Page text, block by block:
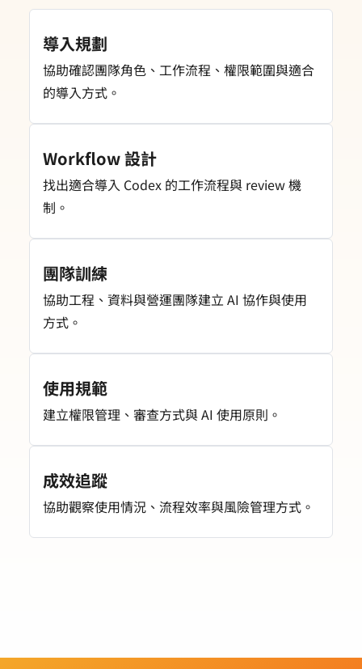
導入規劃
協助確認團隊角色、工作流程、權限範圍與適合
的導入方式。
Workflow 設計
找出適合導入 Codex 的工作流程與 review 機
制。
團隊訓練
協助工程、資料與營運團隊建立 AI 協作與使用
方式。
使用規範
建立權限管理、審查方式與 AI 使用原則。
成效追蹤
協助觀察使用情況、流程效率與風險管理方式。